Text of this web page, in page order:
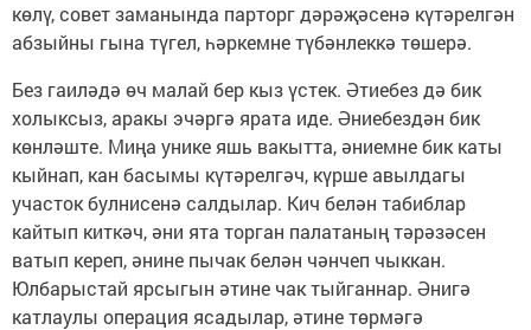
көлү, совет заманында парторг дәрәҗәсенә күтәрелгән
абзыйны гына түгел, һәркемне түбәнлеккә төшерә.
Без гаиләдә өч малай бер кыз үстек. Әтиебез дә бик
холыксыз, аракы эчәргә ярата иде. Әниебездән бик
көнләште. Миңа унике яшь вакытта, әниемне бик каты
кыйнап, кан басымы күтәрелгәч, күрше авылдагы
участок булнисенә салдылар. Кич белән табиблар
кайтып киткәч, әни ята торган палатаның тәрәзәсен
ватып кереп, әнине пычак белән чәнчеп чыккан.
Юлбарыстай ярсыгын әтине чак тыйганнар. Әнигә
катлаулы операция ясадылар, әтине төрмәгә